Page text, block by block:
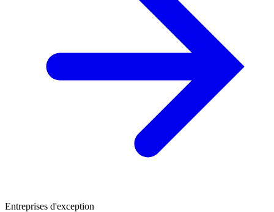
Entreprises d'exception